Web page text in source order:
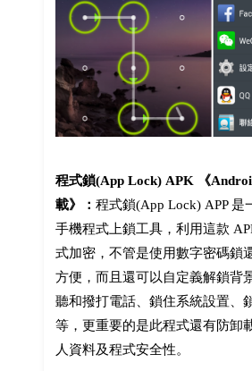
程式鎖(App Lock) APK 《
載》： 程式鎖(App Lock) APP 是
手機程式上鎖工具，利用這款
式加密，不管是使用數字密碼鎖
方便，而且還可以自定義解鎖背
聽和撥打電話、鎖住系統設置、
等，更重要的是此程式還有防卸
人資料及程式安全性。